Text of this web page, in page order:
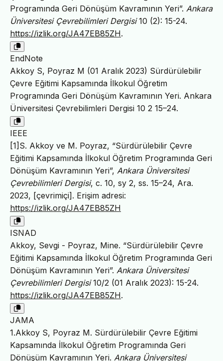
Programında Geri Dönüşüm Kavramının Yeri”. Ankara
Üniversitesi Çevrebilimleri Dergisi10 (2): 15-24.
https://izlik.org/JA47EB85ZH.
EndNote
Akkoy S, Poyraz M (01 Aralık 2023) Sürdürülebilir
Çevre Eğitimi Kapsamında İlkokul Öğretim
Programında Geri Dönüşüm Kavramının Yeri. Ankara
Üniversitesi Çevrebilimleri Dergisi 10 2 15–24.
IEEE
[1]S. Akkoy ve M. Poyraz, “Sürdürülebilir Çevre
Eğitimi Kapsamında İlkokul Öğretim Programında Geri
Dönüşüm Kavramının Yeri”, Ankara Üniversitesi
Çevrebilimleri Dergisi, c. 10, sy 2, ss. 15–24, Ara.
2023, [çevrimiçi]. Erişim adresi:
https://izlik.org/JA47EB85ZH
ISNAD
Akkoy, Sevgi - Poyraz, Mine. “Sürdürülebilir Çevre
Eğitimi Kapsamında İlkokul Öğretim Programında Geri
Dönüşüm Kavramının Yeri”. Ankara Üniversitesi
Çevrebilimleri Dergisi10/2 (01 Aralık 2023): 15-24.
https://izlik.org/JA47EB85ZH.
JAMA
1.Akkoy S, Poyraz M. Sürdürülebilir Çevre Eğitimi
Kapsamında İlkokul Öğretim Programında Geri
Dönüşüm Kavramının Yeri. Ankara Üniversitesi